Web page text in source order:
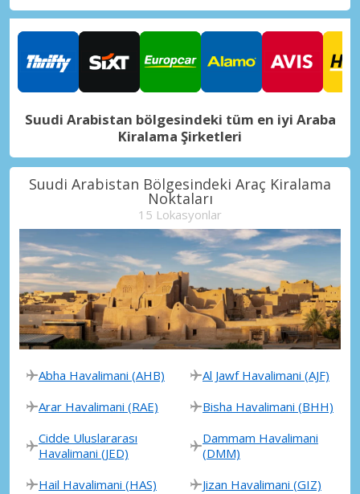
Suudi Arabistan bölgesindeki tüm en iyi Araba
Kiralama Şirketleri
Suudi Arabistan Bölgesindeki Araç Kiralama
Noktaları
15 Lokasyonlar
Abha Havalimani (AHB)
Al Jawf Havalimani (AJF)
Arar Havalimani (RAE)
Bisha Havalimani (BHH)
Cidde Uluslararası
Havalimani (JED)
Dammam Havalimani
(DMM)
Hail Havalimani (HAS)
Jizan Havalimani (GIZ)